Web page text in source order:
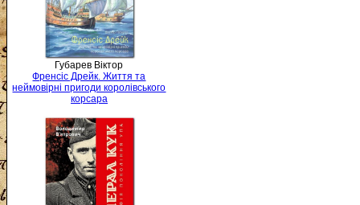
Губарев Віктор
Френсіс Дрейк. Життя та
неймовірні пригоди королівського
корсара